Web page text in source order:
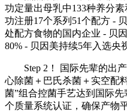
功定量出母乳中133种养分
功注册17个系列51个配方 -
处配方食物的国内企业 - 贝
80% - 贝因美持续5年入选央
Step 2！ 国际先辈的出产
心除菌＋巴氏杀菌＋实空配
菌”组合控菌手艺达到国际先
个质量系统认证，确保产物